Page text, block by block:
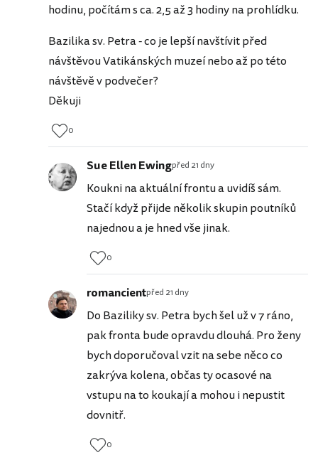
hodinu, počítám s ca. 2,5 až 3 hodiny na prohlídku.
Bazilika sv. Petra - co je lepší navštívit před
návštěvou Vatikánských muzeí nebo až po této
návštěvě v podvečer?
Děkuji
0
Sue Ellen Ewingpřed 21 dny
Koukni na aktuální frontu a uvidíš sám.
Stačí když přijde několik skupin poutníků
najednou a je hned vše jinak.
0
romancientpřed 21 dny
Do Baziliky sv. Petra bych šel už v 7 ráno,
pak fronta bude opravdu dlouhá. Pro ženy
bych doporučoval vzit na sebe něco co
zakrýva kolena, občas ty ocasové na
vstupu na to koukají a mohou i nepustit
dovnitř.
0